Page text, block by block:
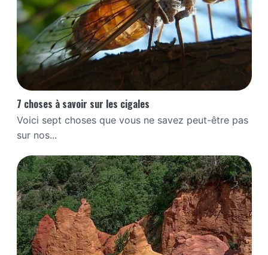
7 choses à savoir sur les cigales
Voici sept choses que vous ne savez peut-être pas
sur nos...